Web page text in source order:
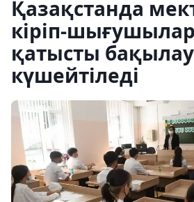
Қазақстанда
кіріп-
қатысты бақылау
күшейтіледі